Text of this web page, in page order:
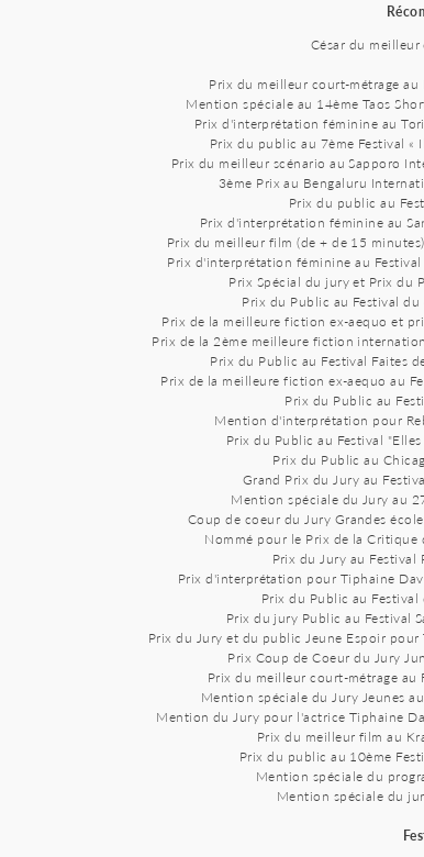
César du
Prix du meilleur court-métrage
Mention spéciale au 14ème Taos
Prix d'interprétation féminine au
Prix du public au 7ème Festival «
Prix du meilleur scénario au Sapporo
3ème Prix au Bengaluru
Prix du public au
Prix d'interprétation féminine au
Prix du meilleur film (de + de 15
Prix d'interprétation féminine au
Prix Spécial du jury et Prix du
Prix du Public au Festival
Prix de la meilleure fiction ex-aequo et
Prix de la 2ème meilleure fiction
Prix du Public au Festival Faites
Prix de la meilleure fiction ex-aequo au
Prix du Public au
Mention d'interprétation pour
Prix du Public au Festival
Prix du Public au
Grand Prix du Jury au
Mention spéciale du Jury au
Coup de coeur du Jury Grandes
Nommé pour le Prix de la
Prix du Jury au Festival
Prix d'interprétation pour Tiphaine
Prix du Public au
Prix du jury Public au Festival
Prix du Jury et du public Jeune Espoir
Prix Coup de Coeur du Jury
Prix du meilleur court-métrage au
Mention spéciale du Jury Jeunes
Mention du Jury pour l'actrice Tiphaine
Prix du meilleur film au
Prix du public au 10ème
Mention spéciale du
Mention spéciale du